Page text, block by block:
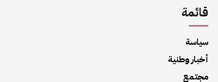
قائمة
سياسة
أخبار وطنية
مجتمع